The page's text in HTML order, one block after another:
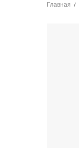
Главная /